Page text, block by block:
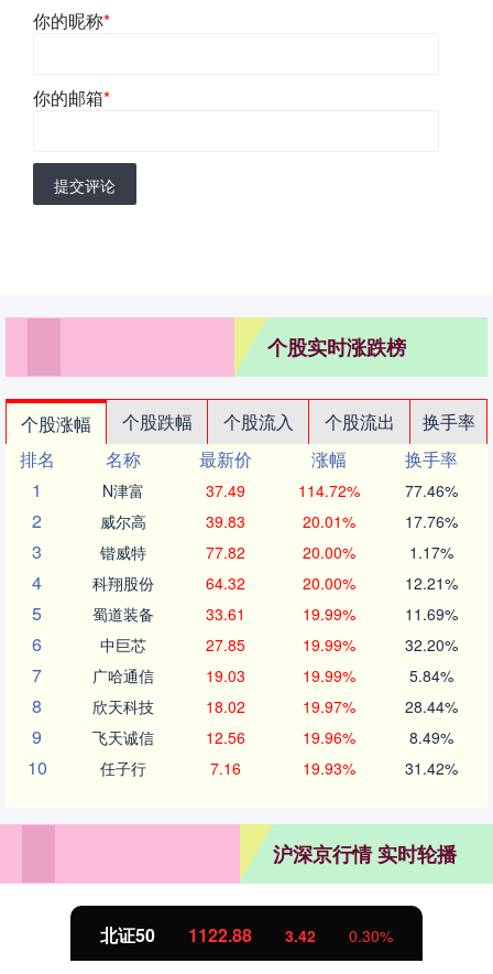
你的昵称*
你的邮箱*
提交评论
个股实时涨跌榜
个股涨幅 个股跌幅 个股流入 个股流出
换手率
排名
名称 最新价 涨幅
换手率
1
N津富 37.49 114.72% 77.46%
2 威尔高 39.83 20.01% 17.76%
3 锴威特 77.82 20.00% 1.17%
4 科翔股份 64.32 20.00% 12.21%
5 蜀道装备 33.61 19.99% 11.69%
6 中巨芯 27.85 19.99% 32.20%
7 广哈通信 19.03 19.99% 5.84%
8 欣天科技 18.02 19.97% 28.44%
9 飞天诚信 12.56 19.96% 8.49%
10 任子行 7.16 19.93% 31.42%
沪深京行情 实时轮播
创业板指 3515.56 -19.58 -0.55%